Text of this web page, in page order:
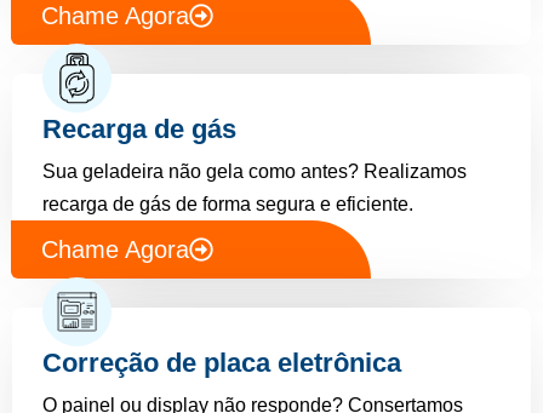
Chame Agora
Recarga de gás
Sua geladeira não gela como antes? Realizamos
recarga de gás de forma segura e eficiente.
Chame Agora
Correção de placa eletrônica
O painel ou display não responde? Consertamos